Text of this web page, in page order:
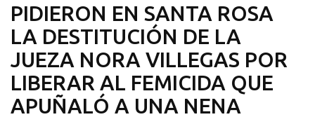
PIDIERON EN SANTA ROSA
LA DESTITUCIÓN DE LA
JUEZA NORA VILLEGAS POR
LIBERAR AL FEMICIDA QUE
APUÑALÓ A UNA NENA